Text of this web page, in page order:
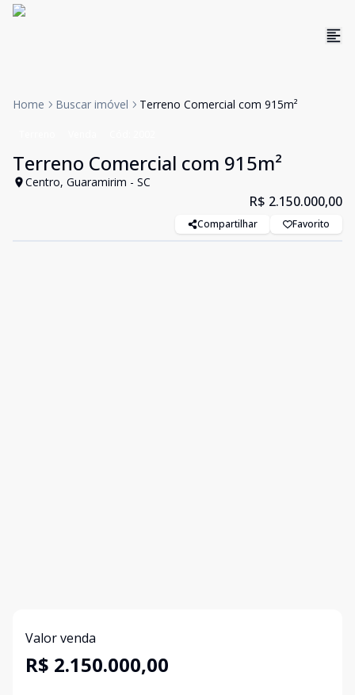
Home Buscar imóvel Terreno Comercial com 915m²
Terreno Comercial com 915m²
Centro, Guaramirim - SC
R$ 2.150.000,00
Compartilhar Favorito
Valor venda
R$ 2.150.000,00